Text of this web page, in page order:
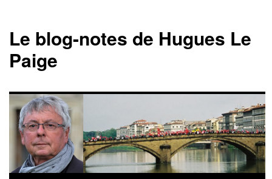
Le blog-notes de Hugues Le
Paige